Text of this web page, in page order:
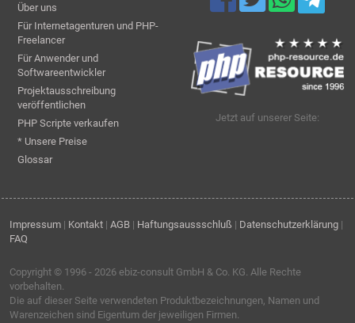
Über uns
Für Internetagenturen und PHP-
Freelancer
Für Anwender und
Softwareentwickler
Projektausschreibung
veröffentlichen
PHP Scripte verkaufen
* Unsere Preise
Glossar
Jetzt auf unserer Seite:
Impressum | Kontakt | AGB | Haftungsaussschluß | Datenschutzerklärung |
FAQ
Copyright © 1996 - 2026 ebiz-consult GmbH & Co. KG. Alle Rechte
vorbehalten.
Die auf dieser Seite verwendeten Produktbezeichnungen, Namen und
Warenzeichen sind Eigentum der jeweiligen Firmen.